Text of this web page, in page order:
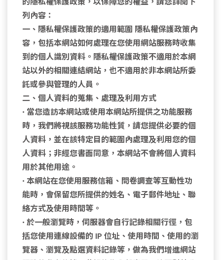
列內容：
一、隱私權保護政策的適用範圍 隱私權保護政策內
容，包括本網站如何處理在您使用網站服務時收集
到的個人識別資料。隱私權保護政策不適用於本網
站以外的相關連結網站，也不適用於非本網站所委
託或參與管理的人員。
二、個人資料的蒐集、處理及利用方式
• 當您造訪本網站或使用本網站所提供之功能服務
時，我們將視該服務功能性質，請您提供必要的個
人資料，並在該特定目的範圍內處理及利用您的個
人資料；非經您書面同意，本網站不會將個人資料
用於其他用途。
• 本網站在您使用服務信箱、問卷調查等互動性功
能時，會保留您所提供的姓名、電子郵件地址、聯
絡方式及使用時間等。
• 於一般瀏覽時，伺服器會自行記錄相關行徑，包
括您使用連線設備的 IP 位址、使用時間、使用的瀏
覽器、瀏覽及點選資料記錄等，做為我們增進網站